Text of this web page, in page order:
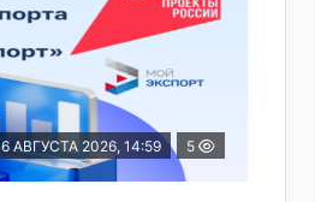
6 АВГУСТА 2026, 14:59 5